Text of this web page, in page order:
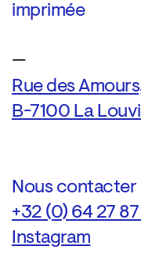
imprimée
—
Rue des
B-7100 La
Nous contacter
+32 (0) 64 27
Instagram